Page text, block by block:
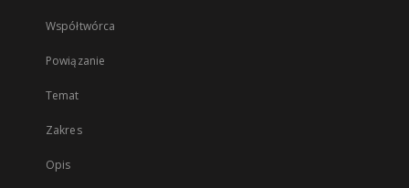
Współtwórca
Powiązanie
Temat
Zakres
Opis